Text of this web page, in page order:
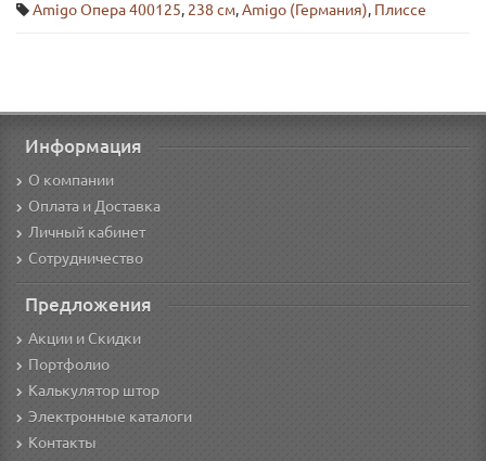
Amigo Опера 400125, 238 см,Amigo (Германия), Плиссе
Информация
О компании
Оплата и Доставка
Личный кабинет
Сотрудничество
Предложения
Акции и Скидки
Портфолио
Калькулятор штор
Электронные каталоги
Контакты